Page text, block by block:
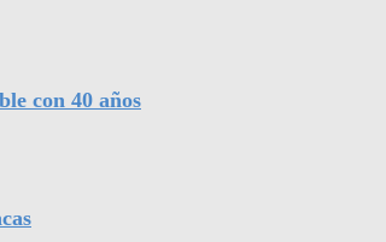
con 40 años